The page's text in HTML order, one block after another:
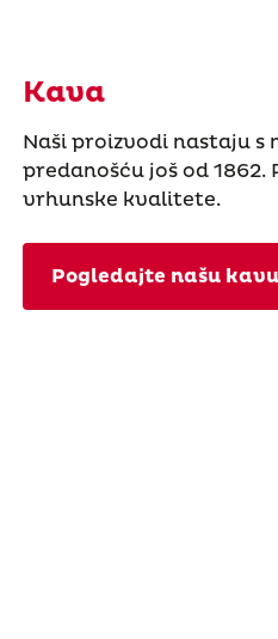
Kava
Naši proizvodi nastaju s
predanošću još od
vrhunske kvalitete.
Pogledajte našu kavu